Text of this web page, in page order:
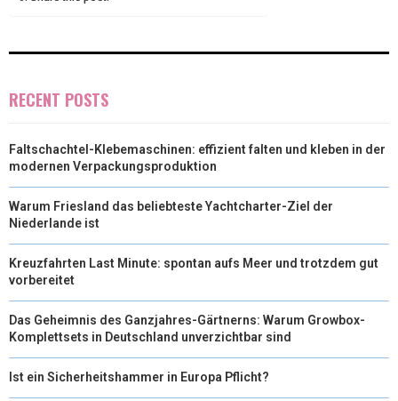
R
RECENT POSTS
Faltschachtel-Klebemaschinen: effizient falten und kleben in der
modernen Verpackungsproduktion
Warum Friesland das beliebteste Yachtcharter-Ziel der
Niederlande ist
Kreuzfahrten Last Minute: spontan aufs Meer und trotzdem gut
vorbereitet
Das Geheimnis des Ganzjahres-Gärtnerns: Warum Growbox-
Komplettsets in Deutschland unverzichtbar sind
Ist ein Sicherheitshammer in Europa Pflicht?